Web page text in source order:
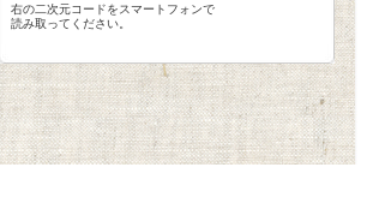
右の二次元コードをスマートフォンで
読み取ってください。